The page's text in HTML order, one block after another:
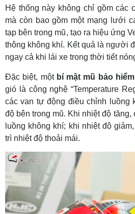
Hệ thống này không chỉ gồm các
mà còn bao gồm một mạng lưới
tạp bên trong mũ, tạo ra hiệu ứng
thông không khí. Kết quả là người
ngay cả khi lái xe trong thời tiết
Đặc biệt, một bí mật mũ bảo
gió là công nghệ “Temperature
các van tự động điều chỉnh luồng
độ bên trong mũ. Khi nhiệt độ tăng,
luồng không khí; khi nhiệt độ
trì nhiệt độ thoải mái.